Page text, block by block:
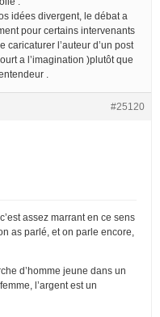
idées divergent, le débat a
pour certains intervenants
caricaturer l’auteur d’un post
a l’imagination )plutôt que
.
#25120
assez marrant en ce sens
as parlé, et on parle encore,
d’homme jeune dans un
l’argent est un